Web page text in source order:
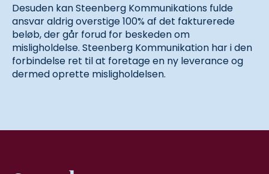
Desuden kan Steenberg Kommunikations fulde
ansvar aldrig overstige 100% af det fakturerede
beløb, der går forud for beskeden om
misligholdelse. Steenberg Kommunikation har i den
forbindelse ret til at foretage en ny leverance og
dermed oprette misligholdelsen.